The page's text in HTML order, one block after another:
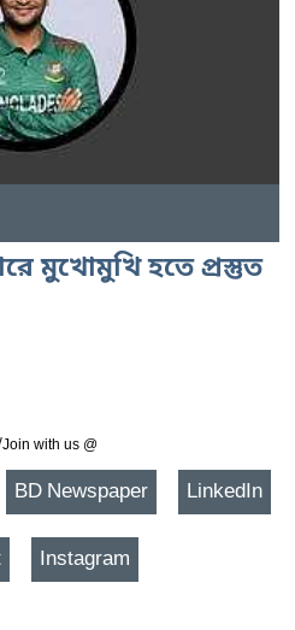
মুখোমুখি হতে প্রস্তুত
with us @
BD Newspaper LinkedIn
Instagram